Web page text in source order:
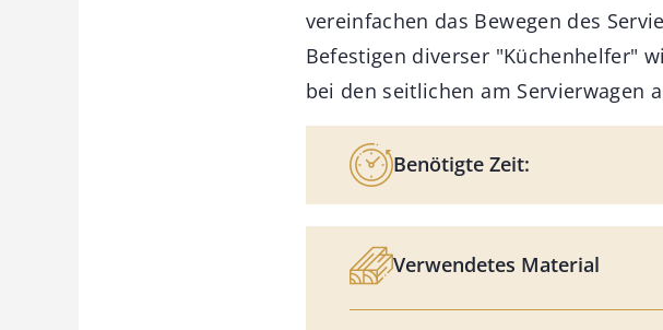
vereinfachen das Bewegen des
Befestigen diverser "Küchenhelfer"
bei den seitlichen am Servierwagen
Benötigte Zeit:
Verwendetes Material